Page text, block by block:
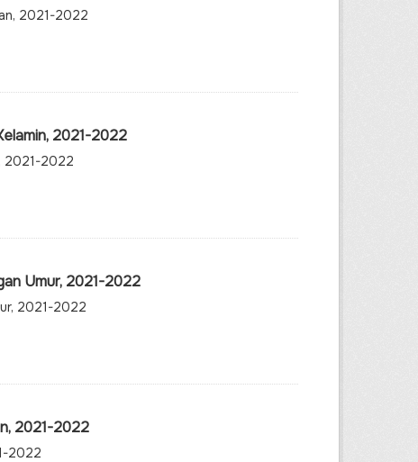
2021-2022
2021-2022
2021-2022
Umur, 2021-2022
2021-2022
2021-2022
2022